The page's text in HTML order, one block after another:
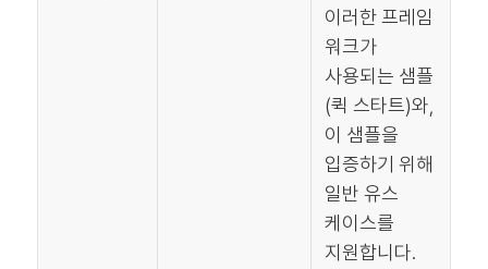
이러한 프레임
워크가
사용되는 샘플
(퀵 스타트)와,
이 샘플을
입증하기 위해
일반 유스
케이스를
지원합니다.